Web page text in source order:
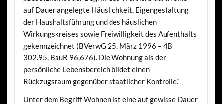
auf Dauer angelegte Häuslichkeit, Eigengestaltung
der Haushaltsführung und des häuslichen
Wirkungskreises sowie Freiwilligkeit des Aufenthalts
gekennzeichnet (BVerwG 25. März 1996 – 4B
302.95, BauR 96,676). Die Wohnung als der
persönliche Lebensbereich bildet einen
Rückzugsraum gegenüber staatlicher Kontrolle.“
Unter dem Begriff Wohnen ist eine auf gewisse Dauer